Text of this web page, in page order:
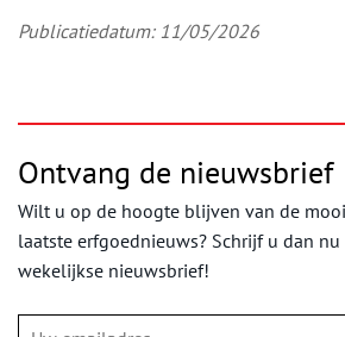
Publicatiedatum: 11/05/2026
Ontvang de nieuwsbrief
Wilt u op de hoogte blijven van de
laatste erfgoednieuws? Schrijf u dan
wekelijkse nieuwsbrief!